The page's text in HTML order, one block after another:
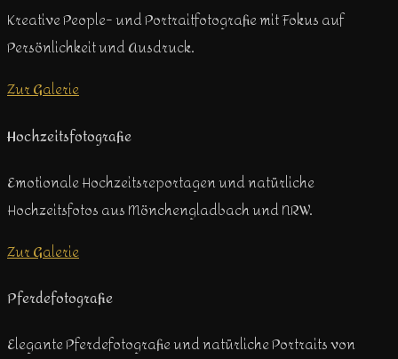
Kreative People- und Portraitfotografie mit Fokus auf
Persönlichkeit und Ausdruck.
Zur Galerie
Hochzeitsfotografie
Emotionale Hochzeitsreportagen und natürliche
Hochzeitsfotos aus Mönchengladbach und NRW.
Zur Galerie
Pferdefotografie
Elegante Pferdefotografie und natürliche Portraits von